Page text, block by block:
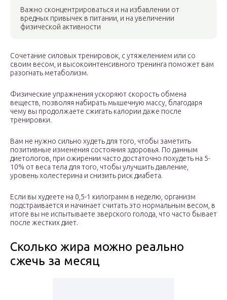
Важно сконцентрироваться и на избавлении от
вредных привычек в питании, и на увеличении
физической активности
Сочетание силовых тренировок, с утяжелением или со
своим весом, и высокоинтенсивного тренинга поможет вам
разогнать метаболизм.
Физические упражнения ускоряют скорость обмена
веществ, позволяя набирать мышечную массу, благодаря
чему вы продолжаете сжигать калории даже после
тренировки.
Вам не нужно сильно худеть для того, чтобы заметить
позитивные изменения состояния здоровья. По данным
диетологов, при ожирении часто достаточно похудеть на 5-
10% от веса тела для того, чтобы улучшить давление,
уровень холестерина и снизить риск диабета.
Если вы худеете на 0,5-1 килограмм в неделю, организм
подстраивается и начинает считать это нормальным весом, в
итоге вы не испытываете зверского голода, что часто бывает
после жестких диет.
Сколько жира можно реально
сжечь за месяц